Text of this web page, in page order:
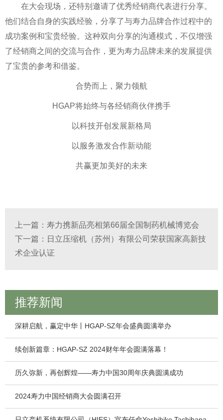
在大会现场，还特别邀请了优秀经销商代表进行分享。
他们结合自身的实践经验，分享了与寿力品牌合作过程中的
成功案例和宝贵经验。这种双向分享的沟通模式，不仅增强
了经销商之间的交流与合作，更为寿力品牌未来的发展提供
了宝贵的参考和借鉴。
合势而上，聚力领航
HGAP将始终与各经销商伙伴携手
以科技开创发展新格局
以服务激发合作新动能
共赢更加美好的未来
上一篇： 寿力携新品亮相第66届全国制药机械博览会
下一篇： 日立压缩机（苏州）有限公司荣获国家高新技
术企业认证
推荐新闻
深耕启航，赢定中华丨HGAP-SZ年会盛典圆满举办
续创新篇章：HGAP-SZ 2024财年年会圆满落幕！
历久弥新，再创辉煌——寿力中国30周年庆典圆满成功
2024寿力中国经销商大会圆满召开